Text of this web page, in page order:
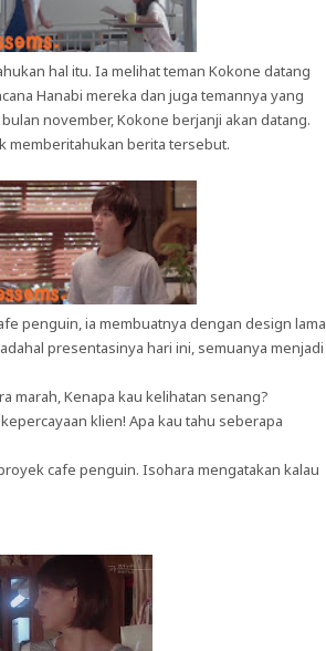
hal itu. Ia melihat teman Kokone datang
Hanabi mereka dan juga temannya yang
november, Kokone berjanji akan datang.
memberitahukan berita tersebut.
penguin, ia membuatnya dengan design lama
presentasinya hari ini, semuanya menjadi
marah, Kenapa kau kelihatan senang?
klien! Apa kau tahu seberapa
cafe penguin. Isohara mengatakan kalau